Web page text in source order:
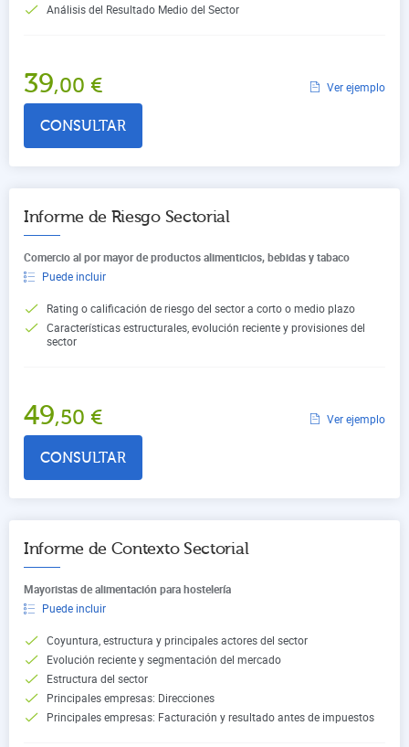
Análisis del Resultado Medio del Sector
39,00 € Ver ejemplo
CONSULTAR
Informe de Riesgo Sectorial
Comercio al por mayor de productos alimenticios, bebidas y tabaco
Puede incluir
Rating o calificación de riesgo del sector a corto o medio plazo
Características estructurales, evolución reciente y provisiones del
sector
49,50 € Ver ejemplo
CONSULTAR
Informe de Contexto Sectorial
Mayoristas de alimentación para hostelería
Puede incluir
Coyuntura, estructura y principales actores del sector
Evolución reciente y segmentación del mercado
Estructura del sector
Principales empresas: Direcciones
Principales empresas: Facturación y resultado antes de impuestos